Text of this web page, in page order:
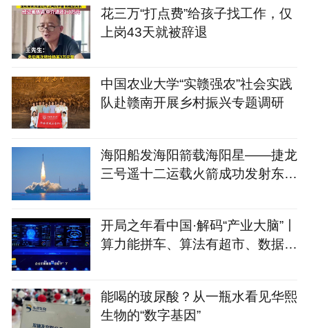
花三万“打点费”给孩子找工作，仅
上岗43天就被辞退
中国农业大学“实赣强农”社会实践
队赴赣南开展乡村振兴专题调研
海阳船发海阳箭载海阳星——捷龙
三号遥十二运载火箭成功发射东方
开局之年看中国·解码“产业大脑”丨
算力能拼车、算法有超市、数据不
能喝的玻尿酸？从一瓶水看见华熙
生物的“数字基因”